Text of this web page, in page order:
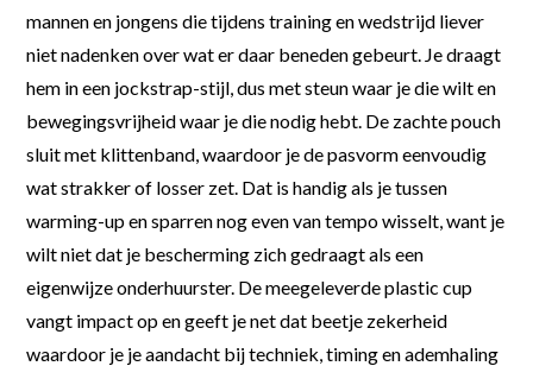
mannen en jongens die tijdens training en wedstrijd liever
niet nadenken over wat er daar beneden gebeurt. Je draagt
hem in een jockstrap-stijl, dus met steun waar je die wilt en
bewegingsvrijheid waar je die nodig hebt. De zachte pouch
sluit met klittenband, waardoor je de pasvorm eenvoudig
wat strakker of losser zet. Dat is handig als je tussen
warming-up en sparren nog even van tempo wisselt, want je
wilt niet dat je bescherming zich gedraagt als een
eigenwijze onderhuurster. De meegeleverde plastic cup
vangt impact op en geeft je net dat beetje zekerheid
waardoor je je aandacht bij techniek, timing en ademhaling